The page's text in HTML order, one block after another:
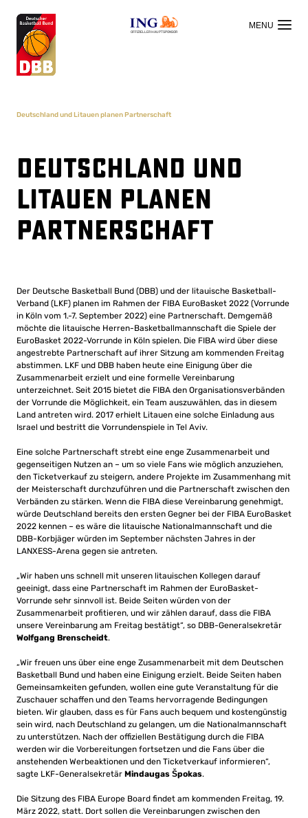
OFFIZIELLER HAUPTSPONSOR
Deutschland und Litauen planen Partnerschaft
Deutschland und
Litauen planen
Partnerschaft
Der Deutsche Basketball Bund (DBB) und der litauische Basketball-
Verband (LKF) planen im Rahmen der FIBA EuroBasket 2022 (Vorrunde
in Köln vom 1.-7. September 2022) eine Partnerschaft. Demgemäß
möchte die litauische Herren-Basketballmannschaft die Spiele der
EuroBasket 2022-Vorrunde in Köln spielen. Die FIBA ​​wird über diese
angestrebte Partnerschaft auf ihrer Sitzung am kommenden Freitag
abstimmen. LKF und DBB haben heute eine Einigung über die
Zusammenarbeit erzielt und eine formelle Vereinbarung
unterzeichnet. Seit 2015 bietet die FIBA ​​den Organisationsverbänden
der Vorrunde die Möglichkeit, ein Team auszuwählen, das in diesem
Land antreten wird. 2017 erhielt Litauen eine solche Einladung aus
Israel und bestritt die Vorrundenspiele in Tel Aviv.
Eine solche Partnerschaft strebt eine enge Zusammenarbeit und
gegenseitigen Nutzen an – um so viele Fans wie möglich anzuziehen,
den Ticketverkauf zu steigern, andere Projekte im Zusammenhang mit
der Meisterschaft durchzuführen und die Partnerschaft zwischen den
Verbänden zu stärken. Wenn die FIBA ​​diese Vereinbarung genehmigt,
würde Deutschland bereits den ersten Gegner bei der FIBA EuroBasket
2022 kennen – es wäre die litauische Nationalmannschaft und die
DBB-Korbjäger würden im September nächsten Jahres in der
LANXESS-Arena gegen sie antreten.
„Wir haben uns schnell mit unseren litauischen Kollegen darauf
geeinigt, dass eine Partnerschaft im Rahmen der EuroBasket-
Vorrunde sehr sinnvoll ist. Beide Seiten würden von der
Zusammenarbeit profitieren, und wir zählen darauf, dass die FIBA ​​
unsere Vereinbarung am Freitag bestätigt“, so DBB-Generalsekretär
Wolfgang Brenscheidt.
„Wir freuen uns über eine enge Zusammenarbeit mit dem Deutschen
Basketball Bund und haben eine Einigung erzielt. Beide Seiten haben
Gemeinsamkeiten gefunden, wollen eine gute Veranstaltung für die
Zuschauer schaffen und den Teams hervorragende Bedingungen
bieten. Wir glauben, dass es für Fans auch bequem und kostengünstig
sein wird, nach Deutschland zu gelangen, um die Nationalmannschaft
zu unterstützen. Nach der offiziellen Bestätigung durch die FIBA
werden wir die Vorbereitungen fortsetzen und die Fans über die
anstehenden Werbeaktionen und den Ticketverkauf informieren“,
sagte LKF-Generalsekretär Mindaugas Špokas.
Die Sitzung des FIBA ​​Europe Board findet am kommenden Freitag, 19.
März 2022, statt. Dort sollen die Vereinbarungen zwischen den